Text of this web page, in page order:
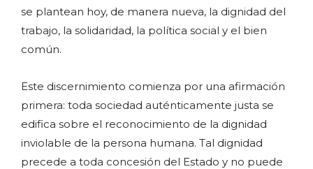
se plantean hoy, de manera nueva, la dignidad del
trabajo, la solidaridad, la política social y el bien
común.
Este discernimiento comienza por una afirmación
primera: toda sociedad auténticamente justa se
edifica sobre el reconocimiento de la dignidad
inviolable de la persona humana. Tal dignidad
precede a toda concesión del Estado y no puede